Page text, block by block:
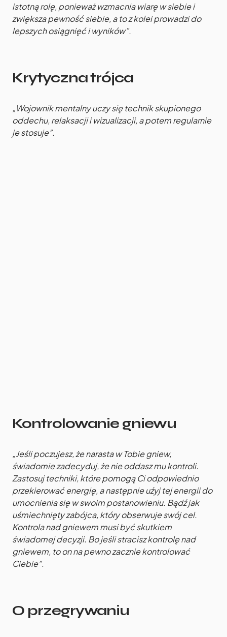
istotną rolę, ponieważ wzmacnia wiarę w siebie i
zwiększa pewność siebie, a to z kolei prowadzi do
lepszych osiągnięć i wyników”.
Krytyczna trójca
„Wojownik mentalny uczy się technik skupionego
oddechu, relaksacji i wizualizacji, a potem regularnie
je stosuje”.
Kontrolowanie gniewu
„Jeśli poczujesz, że narasta w Tobie gniew,
świadomie zadecyduj, że nie oddasz mu kontroli.
Zastosuj techniki, które pomogą Ci odpowiednio
przekierować energię, a następnie uźyj tej energii do
umocnienia się w swoim postanowieniu. Bądź jak
uśmiechnięty zabójca, który obserwuje swój cel.
Kontrola nad gniewem musi być skutkiem
świadomej decyzji. Bo jeśli stracisz kontrolę nad
gniewem, to on na pewno zacznie kontrolować
Ciebie”.
O przegrywaniu